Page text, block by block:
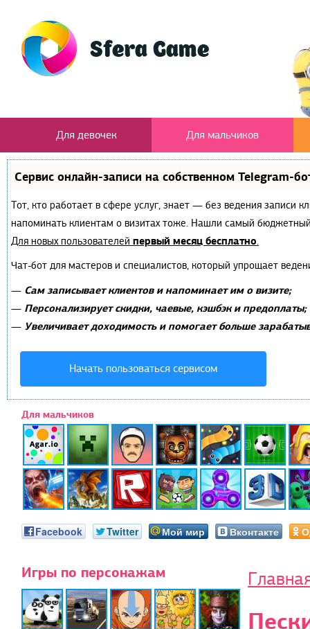
Для девочек Для мальчиков
Сервис онлайн-записи на собственном Telegram-
Тот, кто работает в сфере услуг, знает — без ведения записи
напоминать клиентам о визитах тоже. Нашли самый
Для новых пользователей первый месяц бесплатно.
Чат-бот для мастеров и специалистов, который упрощает
— Сам записывает клиентов и напоминает им о визите;
— Персонализирует скидки, чаевые, кэшбэк и предоплаты;
— Увеличивает доходимость и помогает больше
Начать пользоваться сервисом
Для мальчиков
Facebook Twitter Мой мир Вконтакте
Игры по персонажам